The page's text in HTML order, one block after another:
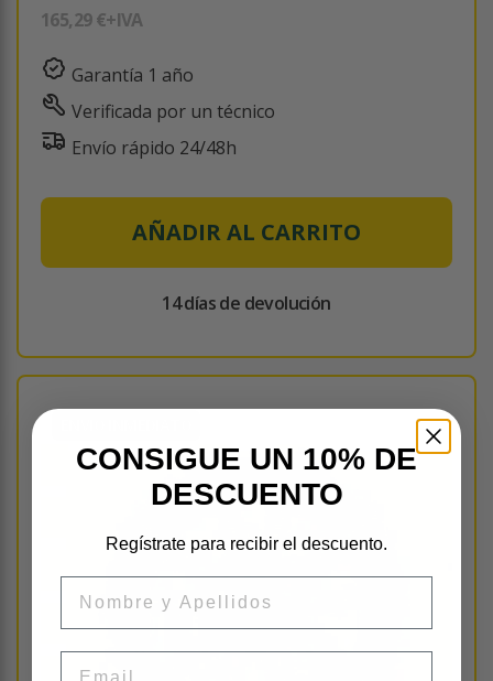
165,29 €+IVA
Garantía 1 año
Verificada por un técnico
Envío rápido 24/48h
AÑADIR AL CARRITO
14 días de devolución
CONSIGUE UN 10% DE
DESCUENTO
Regístrate para recibir el descuento.